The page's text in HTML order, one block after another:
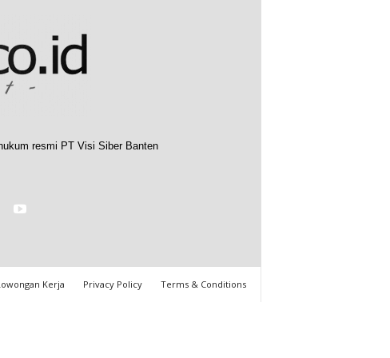
resmi PT Visi Siber Banten
Kerja Privacy Policy Terms & Conditions